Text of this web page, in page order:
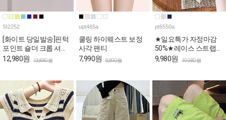
SI2252
[화이트 당일발송]핀턱
포인트 숄더 크롭 셔츠
[상황에따라 변신!셔츠
12,980원 13,880원
upt465a
쿨링 하이웨스트 보정
사각 팬티
7,990원 8,890원
pt6550a
★일요특가 자정마감
50%★레이스 스트랩
내추럴 밴딩 팬츠
9,980원 19,980원